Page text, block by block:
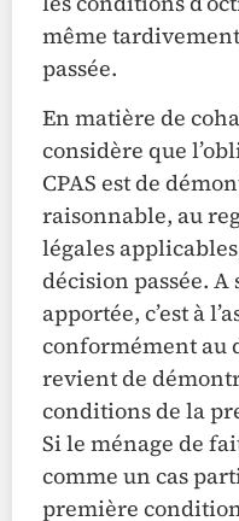
même
passée.
En matière de
considère que
CPAS est de
raisonnable, au
légales
décision passée. A
apportée, c’est à
conformément au
revient de
conditions de la
Si le ménage de
comme un cas
première